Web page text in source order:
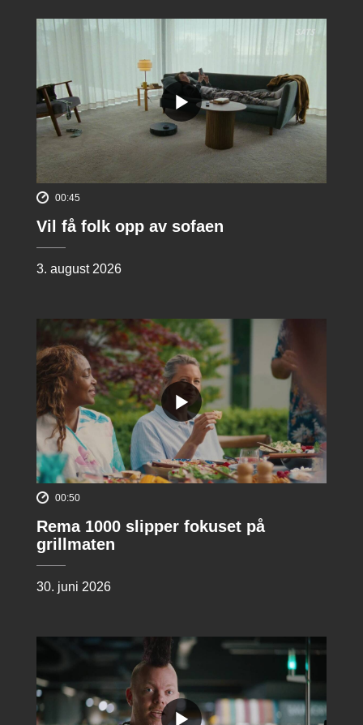
00:45
Vil få folk opp av sofaen
3. august 2026
00:50
Rema 1000 slipper fokuset på
grillmaten
30. juni 2026